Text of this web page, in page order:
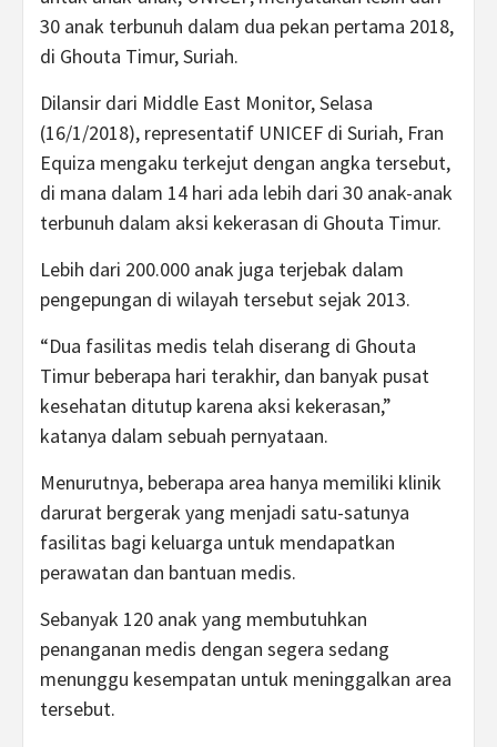
30 anak terbunuh dalam dua pekan pertama 2018,
di Ghouta Timur, Suriah.
Dilansir dari Middle East Monitor, Selasa
(16/1/2018), representatif UNICEF di Suriah, Fran
Equiza mengaku terkejut dengan angka tersebut,
di mana dalam 14 hari ada lebih dari 30 anak-anak
terbunuh dalam aksi kekerasan di Ghouta Timur.
Lebih dari 200.000 anak juga terjebak dalam
pengepungan di wilayah tersebut sejak 2013.
“Dua fasilitas medis telah diserang di Ghouta
Timur beberapa hari terakhir, dan banyak pusat
kesehatan ditutup karena aksi kekerasan,”
katanya dalam sebuah pernyataan.
Menurutnya, beberapa area hanya memiliki klinik
darurat bergerak yang menjadi satu-satunya
fasilitas bagi keluarga untuk mendapatkan
perawatan dan bantuan medis.
Sebanyak 120 anak yang membutuhkan
penanganan medis dengan segera sedang
menunggu kesempatan untuk meninggalkan area
tersebut.